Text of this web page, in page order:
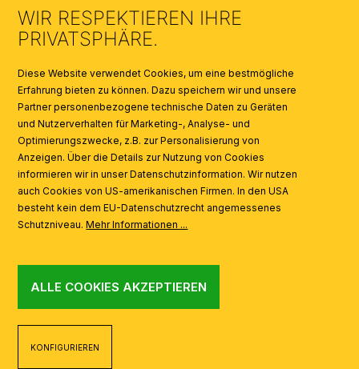
KATALOGE
AI
WIR RESPEKTIEREN IHRE
PRIVATSPHÄRE.
Diese Website verwendet Cookies, um eine bestmögliche
Erfahrung bieten zu können. Dazu speichern wir und unsere
Partner personenbezogene technische Daten zu Geräten
und Nutzerverhalten für Marketing-, Analyse- und
Optimierungszwecke, z.B. zur Personalisierung von
Anzeigen. Über die Details zur Nutzung von Cookies
informieren wir in unser Datenschutzinformation. Wir nutzen
auch Cookies von US-amerikanischen Firmen. In den USA
besteht kein dem EU-Datenschutzrecht angemessenes
Schutzniveau.Mehr Informationen ...
ALLE COOKIES AKZEPTIEREN
KONFIGURIEREN